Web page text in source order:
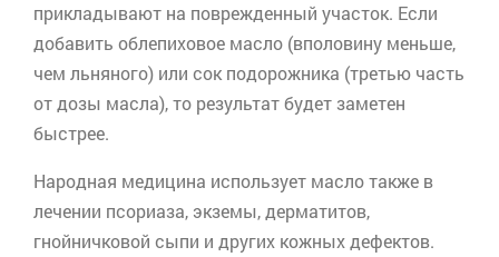
прикладывают на поврежденный участок. Если
добавить облепиховое масло (вполовину меньше,
чем льняного) или сок подорожника (третью часть
от дозы масла), то результат будет заметен
быстрее.
Народная медицина использует масло также в
лечении псориаза, экземы, дерматитов,
гнойничковой сыпи и других кожных дефектов.